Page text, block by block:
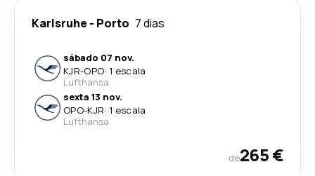
Karlsruhe - Porto 7 dias
sábado 07 nov.
KJR-OPO· 1 escala
Lufthansa
sexta 13 nov.
OPO-KJR· 1 escala
Lufthansa
de265 €